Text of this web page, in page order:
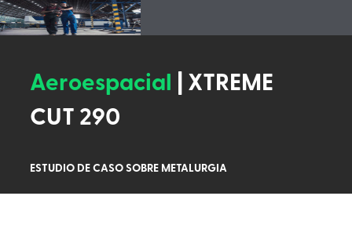
Aeroespacial
| XTREME
CUT 290
ESTUDIO DE CASO SOBRE METALURGIA